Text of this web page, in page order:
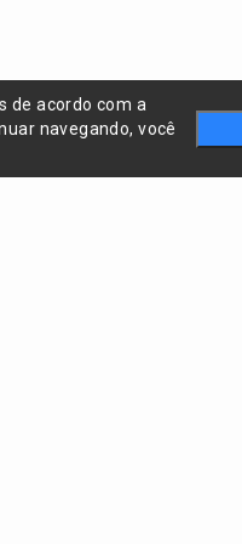
de acordo com a
navegando, você